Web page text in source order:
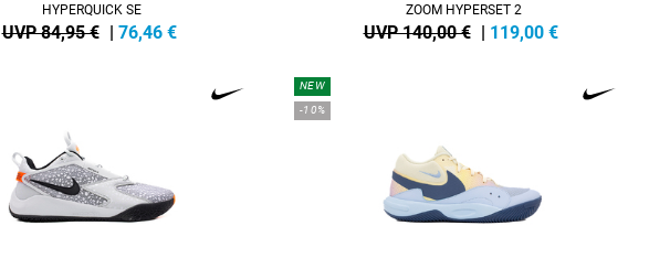
HYPERQUICK SE
UVP 84,95 € | 76,46 €
ZOOM HYPERSET 2
UVP 140,00 € | 119,00 €
NEW
-10%